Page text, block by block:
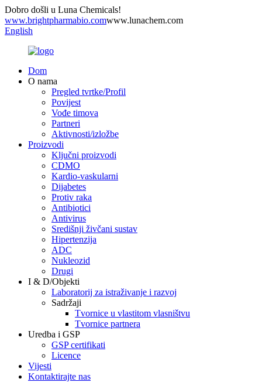
Dobro došli u Luna Chemicals!
www.brightpharmabio.comwww.lunachem.com
English
Dom
O nama
Pregled tvrtke/Profil
Povijest
Vođe timova
Partneri
Aktivnosti/izložbe
Proizvodi
Ključni proizvodi
CDMO
Kardio-vaskularni
Dijabetes
Protiv raka
Antibiotici
Antivirus
Središnji živčani sustav
Hipertenzija
ADC
Nukleozid
Drugi
I & D/Objekti
Laboratorij za istraživanje i razvoj
Sadržaji
Tvornice u vlastitom vlasništvu
Tvornice partnera
Uredba i GSP
GSP certifikati
Licence
Vijesti
Kontaktirajte nas